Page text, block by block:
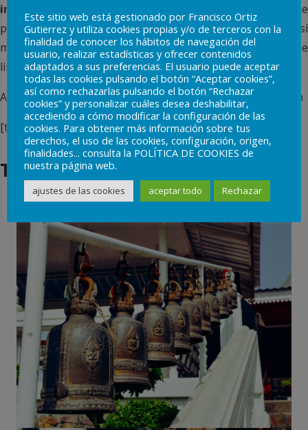
inexistentes
, generalmente desagradables. Ese olor que
perciben, pueden atribuirlo tanto al ambiente como a sí
mismo, en este último caso puede derivar en conductas de
limpieza para intentar quitarse ese olor.
Artículo escrito por CIPSIA Psicólogos Madrid: Sara Catalán
[tagcloud]
También te puede interesar…
Este sitio web está gestionado por Francisco Ortiz
Gutierrez y utiliza cookies propias y/o de terceros con la
finalidad de conocer los hábitos de navegación del
usuario, realizar estadísticas y ofrecer contenidos
adaptados a sus preferencias. El usuario puede aceptar
todas las cookies pulsando el botón “Aceptar cookies”,
así como rechazarlas pulsando el botón “Rechazar
cookies” y personalizar cuáles desea deshabilitar,
accediendo a cómo modificar la configuración de las
cookies. Para obtener más información sobre tus
derechos, el uso de las cookies, configuración, origen,
finalidades... consulta la POLÍTICA DE COOKIES de
nuestra página web.
ajustes de las cookies aceptar todo Rechazar